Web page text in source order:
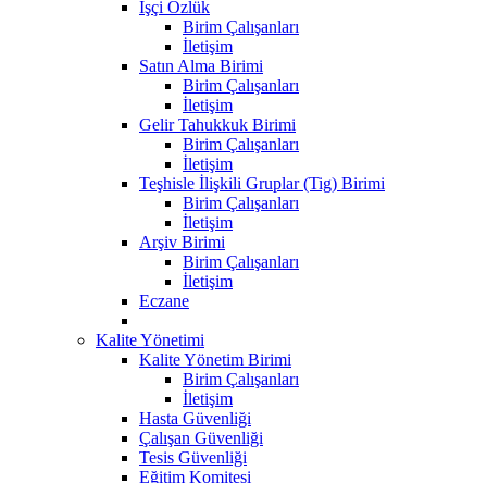
İşçi Özlük
Birim Çalışanları
İletişim
Satın Alma Birimi
Birim Çalışanları
İletişim
Gelir Tahukkuk Birimi
Birim Çalışanları
İletişim
Teşhisle İlişkili Gruplar (Tig) Birimi
Birim Çalışanları
İletişim
Arşiv Birimi
Birim Çalışanları
İletişim
Eczane
Kalite Yönetimi
Kalite Yönetim Birimi
Birim Çalışanları
İletişim
Hasta Güvenliği
Çalışan Güvenliği
Tesis Güvenliği
Eğitim Komitesi